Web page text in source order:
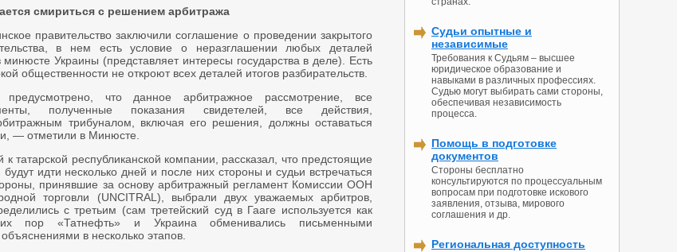
Судьи опытные и
независимые
Требования к Судьям – высшее
юридическое образование и
навыками в различных профессиях.
Судью могут выбирать сами стороны,
обеспечивая независимость
процесса.
Помощь в подготовке
документов
Стороны бесплатно
консультируются по процессуальным
вопросам при подготовке искового
заявления, отзыва, мирового
соглашения и др.
Региональная доступность
смириться с решением арбитража
правительство заключили соглашение о проведении закрытого
в нем есть условие о неразглашении любых деталей
минюсте Украины (представляет интересы государства в деле). Есть
общественности не откроют всех деталей итогов разбирательств.
что данное арбитражное рассмотрение, все
полученные показания свидетелей, все действия,
трибуналом, включая его решения, должны оставаться
— отметили в Минюсте.
к татарской республиканской компании, рассказал, что предстоящие
идти несколько дней и после них стороны и судьи встречаться
принявшие за основу арбитражный регламент Комиссии ООН
торговли (UNCITRAL), выбрали двух уважаемых арбитров,
с третьим (сам третейский суд в Гааге используется как
пор «Татнефть» и Украина обменивались письменными
в несколько этапов.